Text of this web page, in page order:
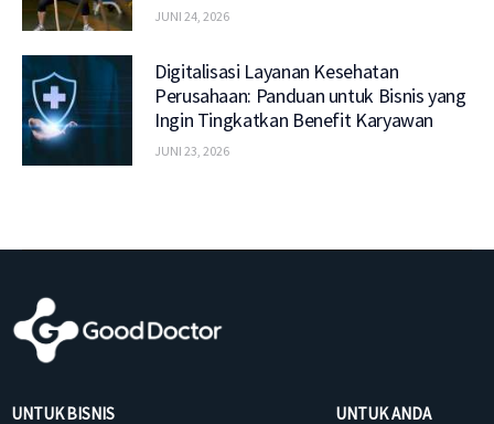
JUNI 24, 2026
Digitalisasi Layanan Kesehatan
Perusahaan: Panduan untuk Bisnis yang
Ingin Tingkatkan Benefit Karyawan
JUNI 23, 2026
UNTUK BISNIS UNTUK ANDA